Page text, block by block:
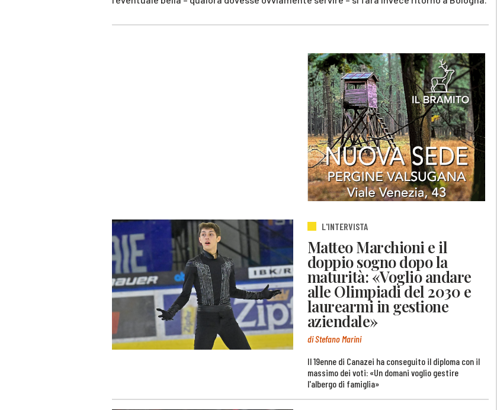
L'INTERVISTA
Matteo Marchioni e il
doppio sogno dopo la
maturità: «Voglio andare
alle Olimpiadi del 2030 e
laurearmi in gestione
aziendale»
di Stefano Marini
Il 19enne di Canazei ha conseguito il diploma con il
massimo dei voti: «Un domani voglio gestire
l'albergo di famiglia»